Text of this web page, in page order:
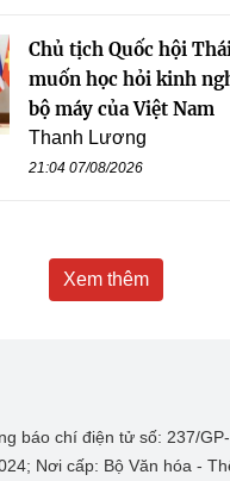
Chủ tịch Quốc hội
muốn học hỏi kinh
bộ máy của Việt Nam
Thanh Lương
21:04 07/08/2026
Xem thêm
báo chí điện tử số: 237/
Nơi cấp: Bộ Văn hóa -